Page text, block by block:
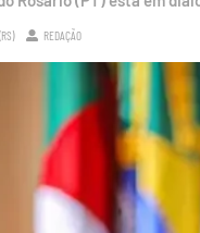
REDAÇÃO